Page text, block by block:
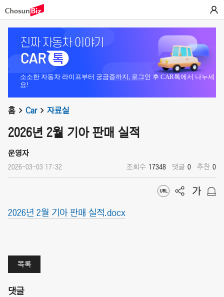
소소한 자동차 라이프부터 궁금증까지, 로그인 후 CAR톡에서 나누세
요!
홈 Car 자료실
2026년 2월 기아 판매 실적
운영자
2026-03-03 17:32 조회수 17348 댓글 0 추천 0
2026년 2월 기아 판매 실적.docx
목록
댓글